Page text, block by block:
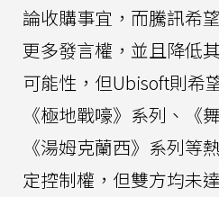
論收購事宜，而騰訊希
更多發言權，並且降低
可能性，但Ubisoft則希
《極地戰嚎》系列、《
《湯姆克蘭西》系列等
定控制權，但雙方均未